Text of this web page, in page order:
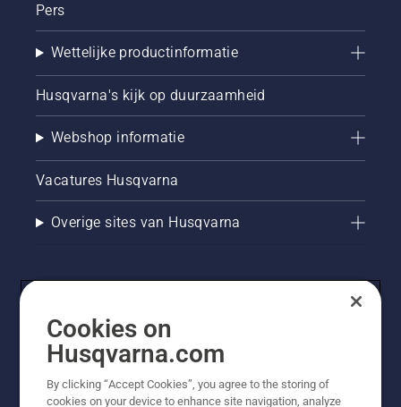
Pers
Wettelijke productinformatie
Husqvarna's kijk op duurzaamheid
Webshop informatie
Vacatures Husqvarna
Overige sites van Husqvarna
Cookies on
Husqvarna.com
By clicking “Accept Cookies”, you agree to the storing of
cookies on your device to enhance site navigation, analyze